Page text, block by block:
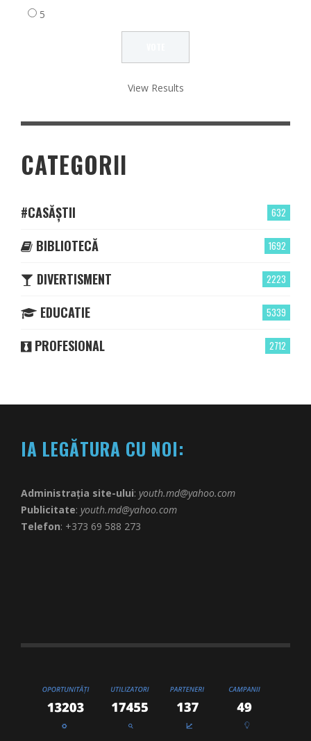
5
View Results
CATEGORII
632
#CASĂȘTII
1692
BIBLIOTECĂ
2223
DIVERTISMENT
5339
EDUCATIE
2712
PROFESIONAL
IA LEGĂTURA CU NOI:
Administrația site-ului: youth.md@yahoo.com
Publicitate: youth.md@yahoo.com
Telefon: +373 69 588 273